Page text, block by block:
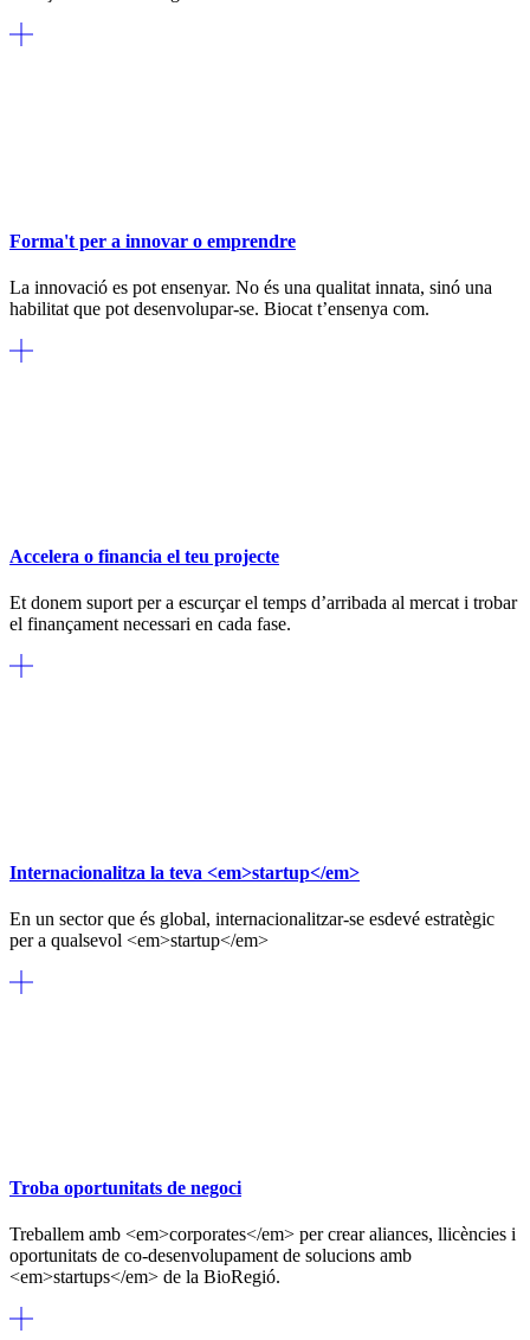
Forma't per a innovar o emprendre
La innovació es pot ensenyar. No és una qualitat innata, sinó una
habilitat que pot desenvolupar-se. Biocat t’ensenya com.
Accelera o financia el teu projecte
Et donem suport per a escurçar el temps d’arribada al mercat i trobar
el finançament necessari en cada fase.
Internacionalitza la teva <em>startup</em>
En un sector que és global, internacionalitzar-se esdevé estratègic
per a qualsevol <em>startup</em>
Troba oportunitats de negoci
Treballem amb <em>corporates</em> per crear aliances, llicències i
oportunitats de co-desenvolupament de solucions amb
<em>startups</em> de la BioRegió.